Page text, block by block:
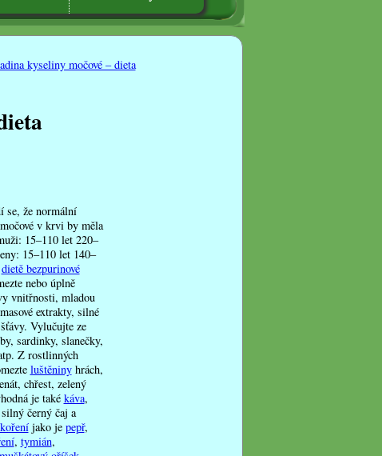
kyseliny močové – dieta
se, že normální
v krvi by měla
15–110 let 220–
15–110 let 140–
dietě bezpurinové
nebo úplně
vnitřnosti, mladou
extrakty, silné
Vylučujte ze
sardinky, slanečky,
Z rostlinných
luštěninyhrách,
chřest, zelený
je také káva,
černý čaj a
kořeníjako je pepř,
, tymián,